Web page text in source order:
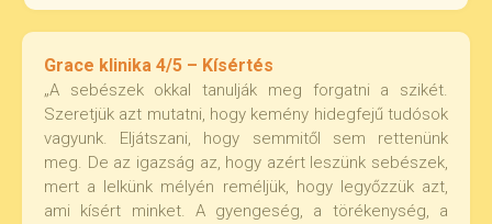
Grace klinika 4/5 – Kísértés
„A sebészek okkal tanulják meg forgatni a szikét.
Szeretjük azt mutatni, hogy kemény hidegfejű tudósok
vagyunk. Eljátszani, hogy semmitől sem rettenünk
meg. De az igazság az, hogy azért leszünk sebészek,
mert a lelkünk mélyén reméljük, hogy legyőzzük azt,
ami kísért minket. A gyengeség, a törékenység, a